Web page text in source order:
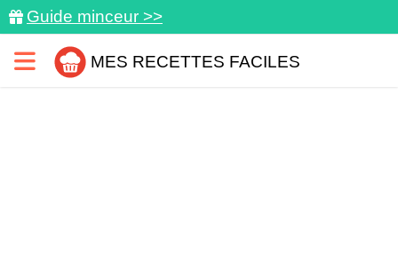
Guide minceur >>
MES RECETTES FACILES